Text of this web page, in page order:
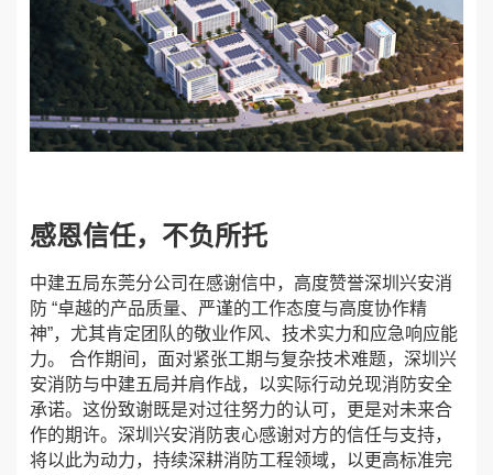
感恩信任，不负所托
中建五局东莞分公司在感谢信中，高度赞誉深圳兴安消
防 “卓越的产品质量、严谨的工作态度与高度协作精
神”，尤其肯定团队的敬业作风、技术实力和应急响应能
力。 合作期间，面对紧张工期与复杂技术难题，深圳兴
安消防与中建五局并肩作战，以实际行动兑现消防安全
承诺。这份致谢既是对过往努力的认可，更是对未来合
作的期许。深圳兴安消防衷心感谢对方的信任与支持，
将以此为动力，持续深耕消防工程领域，以更高标准完